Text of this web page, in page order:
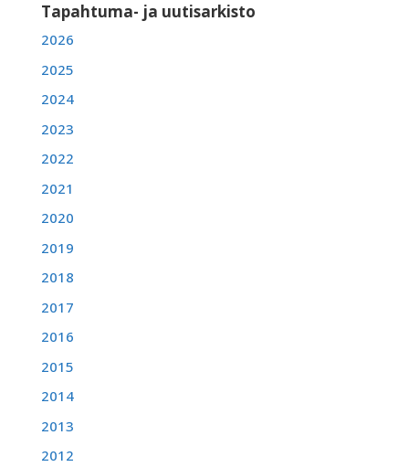
Tapahtuma- ja uutisarkisto
2026
2025
2024
2023
2022
2021
2020
2019
2018
2017
2016
2015
2014
2013
2012